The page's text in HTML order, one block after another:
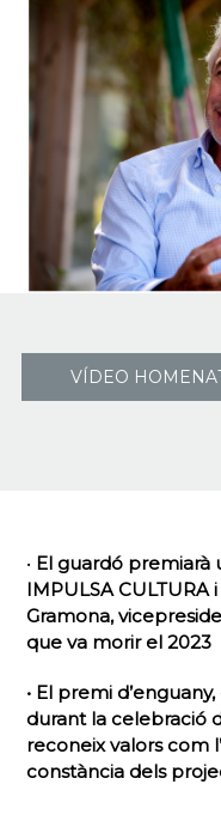
VÍDEO
• El guardó premiarà
IMPULSA
Gramona,
que va morir el 2023
• El premi
durant la celebració
reconeix valors com
constància dels